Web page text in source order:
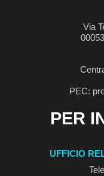
Via
PEC:
PER
UFFICIO